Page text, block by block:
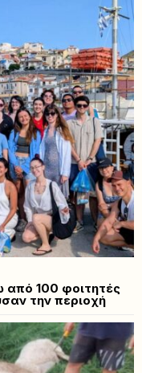
από 100 φοιτητές
την περιοχή